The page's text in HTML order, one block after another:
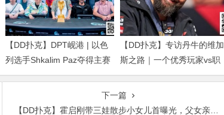
【DD扑克】DPT岘港 | 以色
列选手Shkalim Paz夺得主赛
冠军，“小火炉” 卢梓杰斩获
【DD扑克】专访丹牛的维加
斯之路｜一个优秀玩家vs职
业玩家的「最大差距」是什
么？
下一篇
【DD扑克】霍启刚带三娃散步小女儿首曝光，父女亲手为爷爷做蛋糕晒幸福